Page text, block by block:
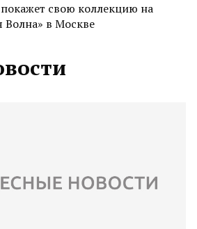
свою коллекцию на
Волна» в Москве